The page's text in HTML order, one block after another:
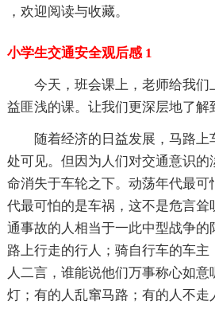
，欢迎阅读与收藏。
小学生交通安全观后感 1
今天，班会课上，老师给我们
益匪浅的课。让我们更深层地了解
随着经济的日益发展，马路
处可见。但因为人们对交通意识的
命消失于车轮之下。动荡年代最
代最可怕的是车祸，这不是危言耸
通事故的人相当于一此中型战争的
路上行走的行人；骑自行车的车
人二言，谁能说他们万事称心如
灯；有的人乱窜马路；有的人不